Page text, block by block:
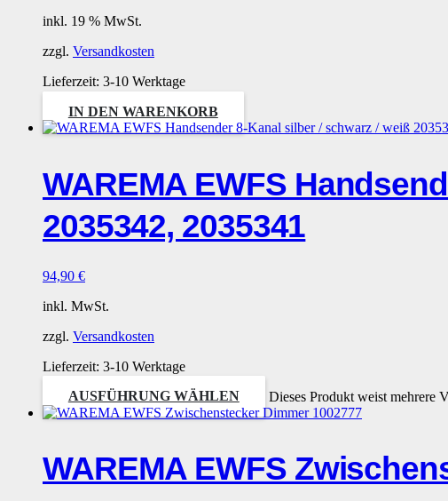
inkl. 19 % MwSt.
zzgl. Versandkosten
Lieferzeit: 3-10 Werktage
IN DEN WARENKORB
WAREMA EWFS
2035342, 2035341
94,90 €
inkl. MwSt.
zzgl. Versandkosten
Lieferzeit: 3-10 Werktage
AUSFÜHRUNG WÄHLEN
Dieses Produkt weist mehrere
WAREMA EWFS